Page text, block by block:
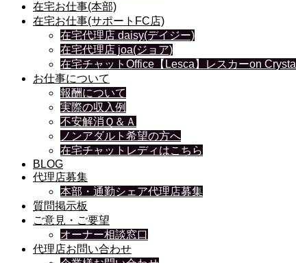
在宅お仕事(本部)
在宅お仕事(サポートFC店)
在宅代理店 daisy(デイジー)
在宅代理店 joa(ジョア)
在宅チャットOffice【Lesca】レスカーon Crystal
お仕事について
報酬について
実際の収入例
不安解消Ｑ＆Ａ
ノンアダルト希望の方へ
在宅チャットレディはこちら
BLOG
代理店募集
本部・通勤シェア代理店募集
質問掲示板
ご意見・ご要望
オーナー相談窓口
代理店お問い合わせ